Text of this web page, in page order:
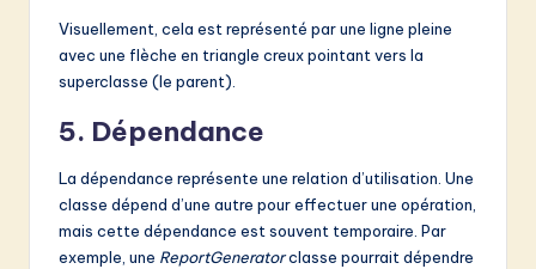
Visuellement, cela est représenté par une ligne pleine
avec une flèche en triangle creux pointant vers la
superclasse (le parent).
5. Dépendance
La dépendance représente une relation d’utilisation. Une
classe dépend d’une autre pour effectuer une opération,
mais cette dépendance est souvent temporaire. Par
exemple, une ReportGeneratorclasse pourrait dépendre